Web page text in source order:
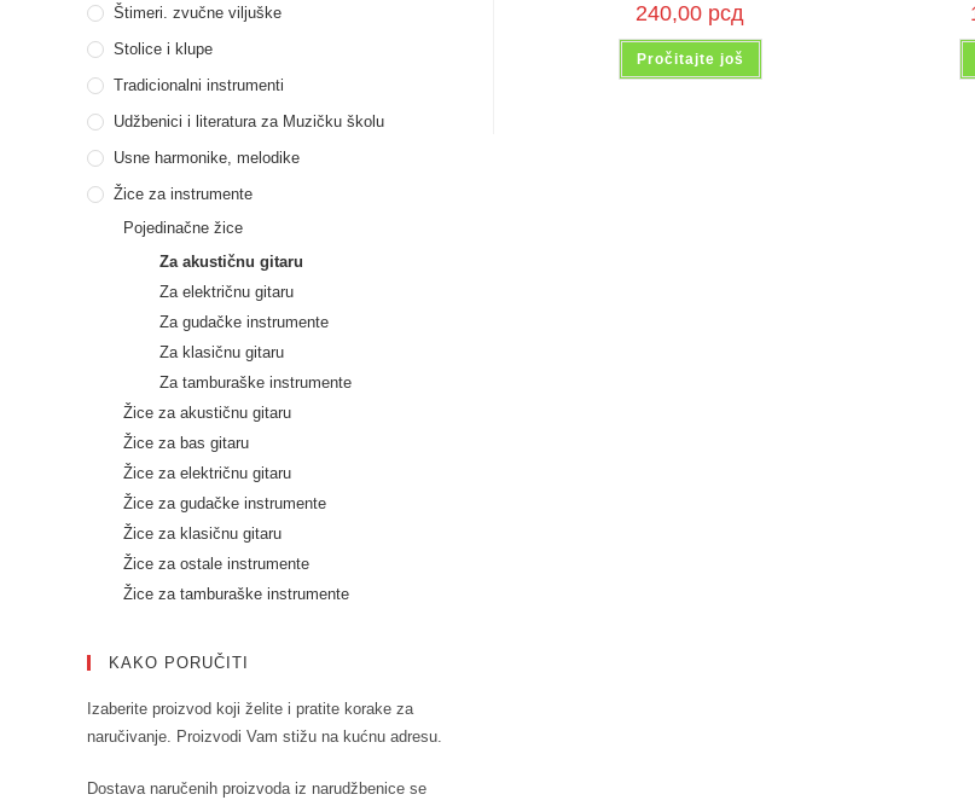
240,00 рсд
Pročitajte još
Štimeri. zvučne viljuške
Stolice i klupe
Tradicionalni instrumenti
Udžbenici i literatura za Muzičku školu
Usne harmonike, melodike
Žice za instrumente
Pojedinačne žice
Za akustičnu gitaru
Za električnu gitaru
Za gudačke instrumente
Za klasičnu gitaru
Za tamburaške instrumente
Žice za akustičnu gitaru
Žice za bas gitaru
Žice za električnu gitaru
Žice za gudačke instrumente
Žice za klasičnu gitaru
Žice za ostale instrumente
Žice za tamburaške instrumente
KAKO PORUČITI
Izaberite proizvod koji želite i pratite korake za
naručivanje. Proizvodi Vam stižu na kućnu adresu.
Dostava naručenih proizvoda iz narudžbenice se